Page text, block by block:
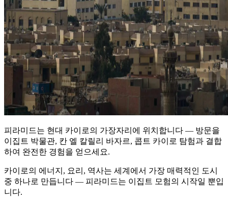
피라미드는 현대 카이로의 가장자리에 위치합니다 — 방문을
이집트 박물관, 칸 엘 칼릴리 바자르, 콥트 카이로 탐험과 결합
하여 완전한 경험을 얻으세요.
카이로의 에너지, 요리, 역사는 세계에서 가장 매력적인 도시
중 하나로 만듭니다 — 피라미드는 이집트 모험의 시작일 뿐입
니다.